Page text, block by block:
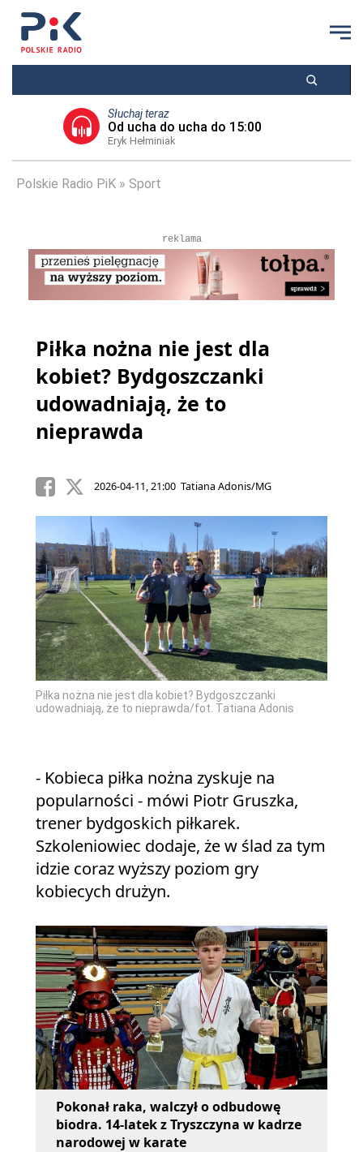
Słuchaj teraz
Od ucha do ucha do 15:00
Eryk Hełminiak
Polskie Radio PiK Sport
reklama
Piłka nożna nie jest dla
kobiet? Bydgoszczanki
udowadniają, że to
nieprawda
2026-04-11, 21:00 Tatiana Adonis/MG
Piłka nożna nie jest dla kobiet? Bydgoszczanki
udowadniają, że to nieprawda/fot. Tatiana Adonis
- Kobieca piłka nożna zyskuje na
popularności - mówi Piotr Gruszka,
trener bydgoskich piłkarek.
Szkoleniowiec dodaje, że w ślad za tym
idzie coraz wyższy poziom gry
kobiecych drużyn.
Pokonał raka, walczył o odbudowę
biodra. 14-latek z Tryszczyna w kadrze
narodowej w karate